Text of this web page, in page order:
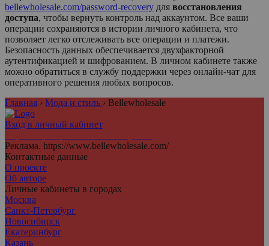
bellewholesale.com/password-recovery для восстановления
доступа, чтобы вернуть контроль над аккаунтом. Все ваши
операции сохраняются в истории личного кабинета, что
позволяет легко отслеживать все операции и платежи.
Безопасность данных обеспечивается двухфакторной
аутентификацией и шифрованием. В личном кабинете также
можно обратиться в службу поддержки через онлайн-чат для
оперативного решения любых вопросов.
Главная › Мода и стиль › Bellewholesale
Вход в личный кабинет
Реклама. https://www.bellewholesale.com/
Контактные данные
О проекте
Об авторе
Личные кабинеты в городах
Москва
Санкт-Петербург
Новосибирск
Екатеринбург
Казань